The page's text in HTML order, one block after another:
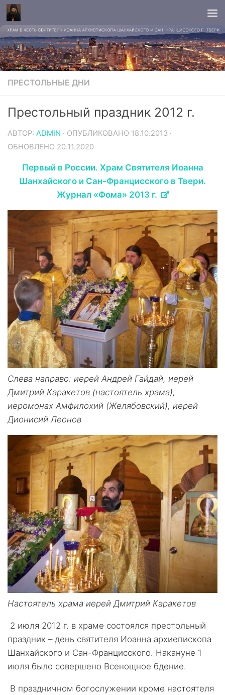
ПРЕСТОЛЬНЫЕ ДНИ
Престольный праздник 2012 г.
АВТОР: ADMIN · ОПУБЛИКОВАНО 18.10.2013 ·
ОБНОВЛЕНО 20.11.2020
Первый в России. Храм Святителя Иоанна
Шанхайского и Сан-Францисского в Твери.
Журнал «Фома» 2013 г.
Слева направо: иерей Андрей Гайдай, иерей
Дмитрий Каракетов (настоятель храма),
иеромонах Амфилохий (Желябовский), иерей
Дионисий Леонов
Настоятель храма иерей Дмитрий Каракетов
2 июля 2012 г. в храме состоялся престольный
праздник – день святителя Иоанна архиепископа
Шанхайского и Сан-Францисского. Накануне 1
июля было совершено Всенощное бдение.
В праздничном богослужении кроме настоятеля